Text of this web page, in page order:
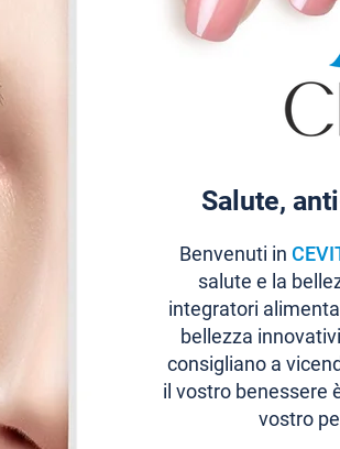
Salute,
Benvenuti in
salute e la
integratori
bellezza
consigliano a
il vostro benessere
vostro